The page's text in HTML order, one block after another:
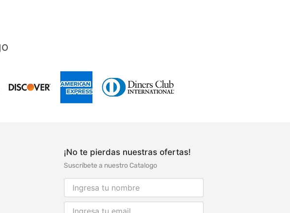
¡No te pierdas nuestras ofertas!
Suscríbete a nuestro Catalogo